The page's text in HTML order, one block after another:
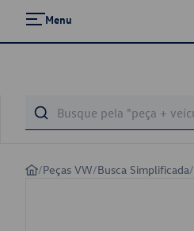
Menu
/Peças VW/Busca Simplificada/